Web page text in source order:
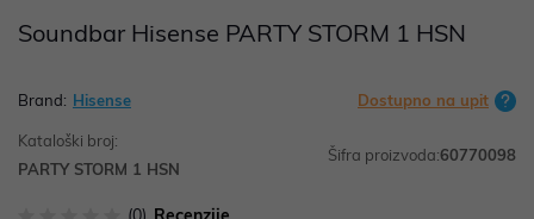
Soundbar Hisense PARTY STORM 1 HSN
Brand: Hisense Dostupno na upit
Kataloški broj:
PARTY STORM 1 HSN
Šifra proizvoda:60770098